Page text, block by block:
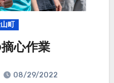
町
心作業
08/29/2022